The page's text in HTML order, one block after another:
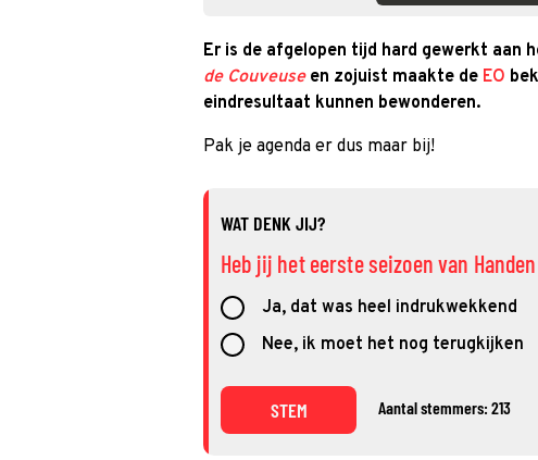
Er is de afgelopen tijd hard gewerkt aan
de Couveuseen zojuist maakte de EO
eindresultaat kunnen bewonderen.
Pak je agenda er dus maar bij!
WAT DENK JIJ?
Heb jij het eerste seizoen van
Ja, dat was heel indrukwekkend
Nee, ik moet het nog terugkijken
STEM Aantal stemmers: 213